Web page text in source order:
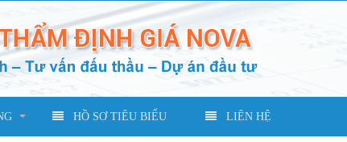
HỒ SƠ TIÊU BIỂU LIÊN HỆ